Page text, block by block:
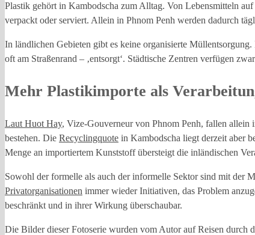
Plastik gehört in Kambodscha zum Alltag. Von Lebensmitteln
verpackt oder serviert. Allein in Phnom Penh werden dadurch
In ländlichen Gebieten gibt es keine organisierte
oft am Straßenrand – ‚entsorgt‘. Städtische Zentren verfügen
Mehr Plastikimporte als
Laut Huot Hay, Vize-Gouverneur von Phnom Penh, fallen allein
bestehen. Die Recyclingquote in Kambodscha liegt derzeit aber
Menge an importiertem Kunststoff übersteigt die inländischen
Sowohl der formelle als auch der informelle Sektor sind mit der
Privatorganisationen immer wieder Initiativen, das Problem
beschränkt und in ihrer Wirkung überschaubar.
Die Bilder dieser Fotoserie wurden vom Autor auf Reisen durch